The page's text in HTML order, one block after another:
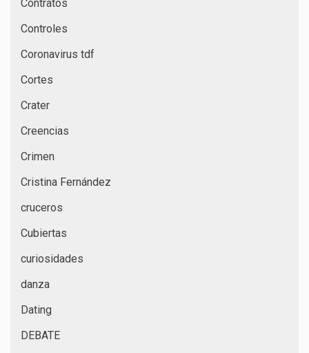
Contratos
Controles
Coronavirus tdf
Cortes
Crater
Creencias
Crimen
Cristina Fernández
cruceros
Cubiertas
curiosidades
danza
Dating
DEBATE